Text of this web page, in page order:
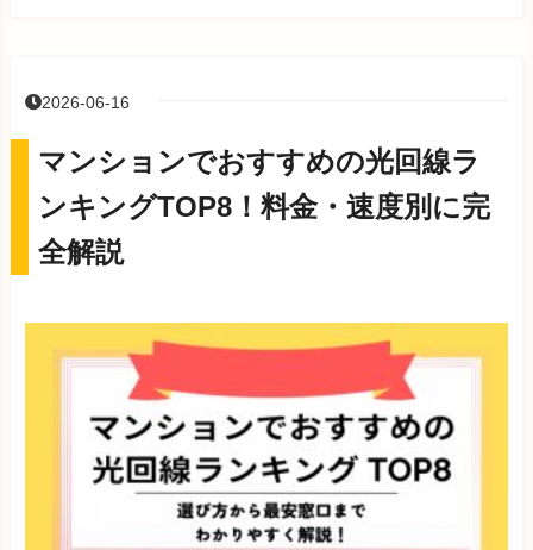
2026-06-16
マンションでおすすめの光回線ラ
ンキングTOP8！料金・速度別に完
全解説